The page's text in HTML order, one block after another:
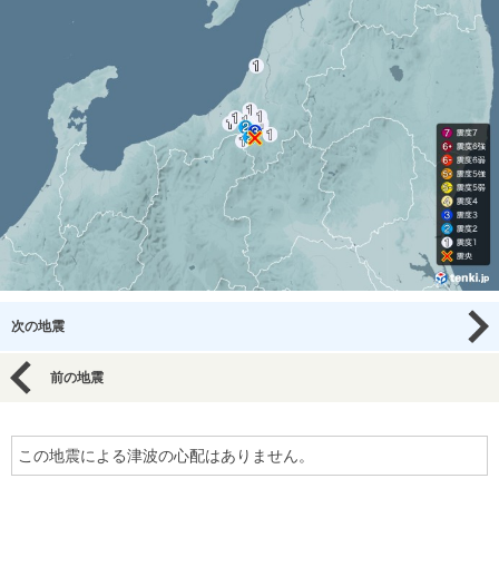
次の地震
前の地震
この地震による津波の心配はありません。